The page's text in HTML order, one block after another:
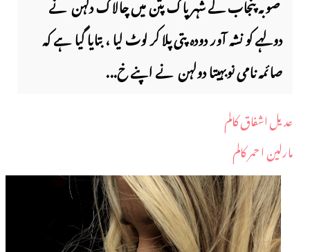
دولہے کو نشہ آور دودہ پتی پلا کر لوٹ لیا ، بتایا گیا ہے کہ
صائمہ نامی نوبہیتا دولہن نے اپنے خ...
عدیل اشفاق کالم
مارلین ا حمر کالم